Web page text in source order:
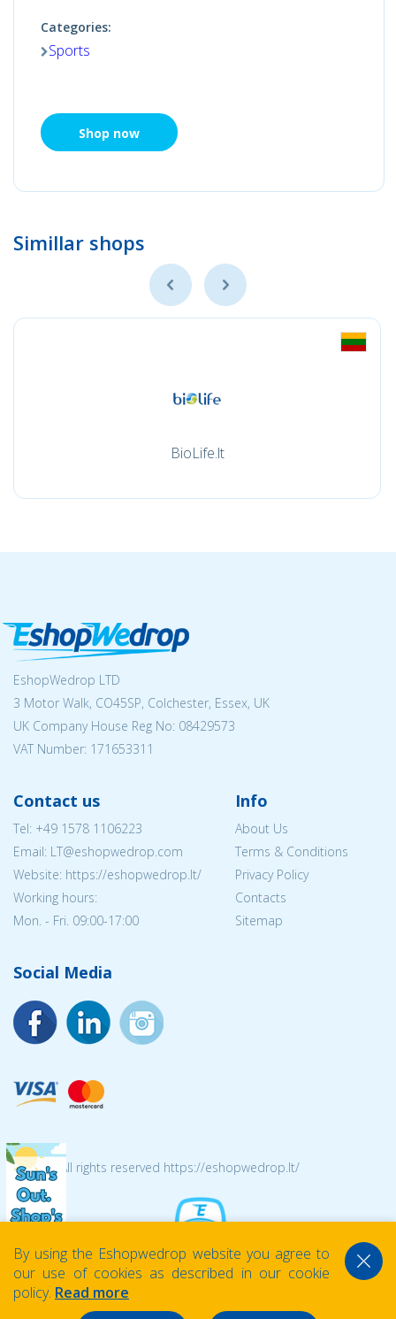
Categories:
Sports
Shop now
Simillar shops
BioLife.lt
EshopWedrop LTD
3 Motor Walk, CO45SP, Colchester, Essex, UK
UK Company House Reg No: 08429573
VAT Number: 171653311
Contact us
Tel: +49 1578 1106223
Email: LT@eshopwedrop.com
Website: https://eshopwedrop.lt/
Working hours:
Mon. - Fri. 09:00-17:00
Info
About Us
Terms & Conditions
Privacy Policy
Contacts
Sitemap
Social Media
© 2026 All rights reserved https://eshopwedrop.lt/
By using the Eshopwedrop website you agree to
our use of cookies as described in our cookie
policy. Read more